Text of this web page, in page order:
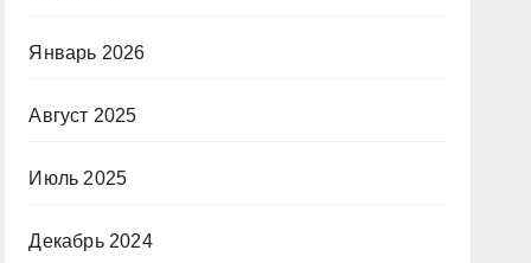
Январь 2026
Август 2025
Июль 2025
Декабрь 2024